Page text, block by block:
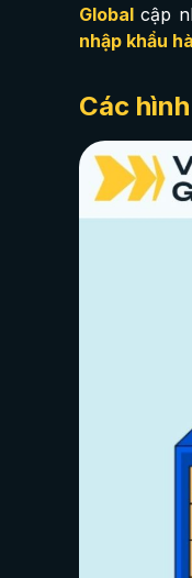
Global cập
nhập khẩu
Các